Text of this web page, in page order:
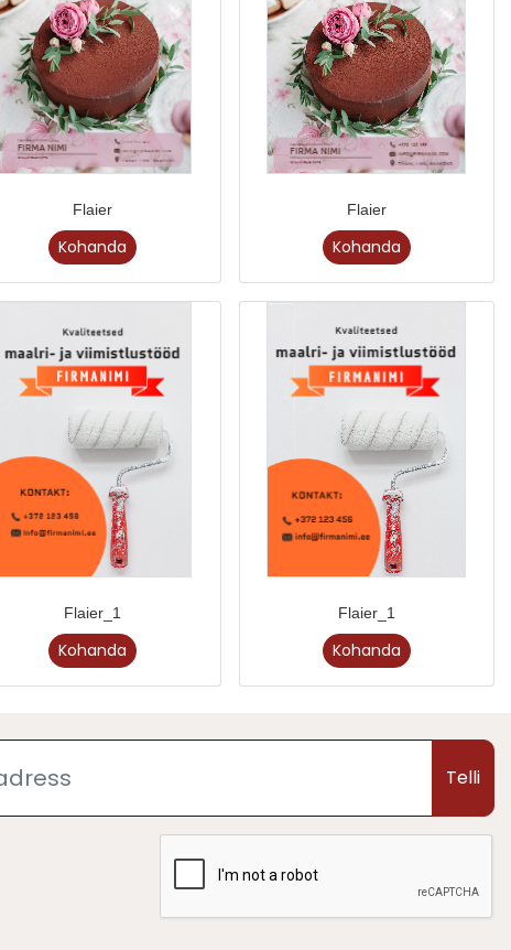
Flaier
Kohanda
Flaier
Kohanda
Flaier_1
Kohanda
Flaier_1
Kohanda
Telli